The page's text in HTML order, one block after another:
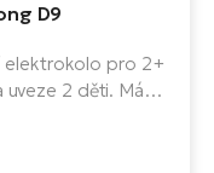
D9
elektrokolo pro 2+
uveze 2 děti. Má
Cargo Line.